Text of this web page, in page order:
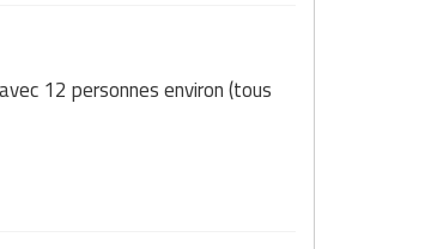
12 personnes environ (tous